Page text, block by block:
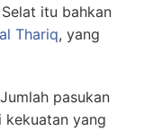
itu bahkan
Thariq, yang
pasukan
kekuatan yang